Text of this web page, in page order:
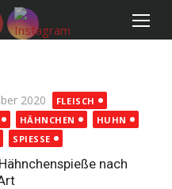
2020
FLEISCH
HÄHNCHEN
HUHN
SPIESSE
nach